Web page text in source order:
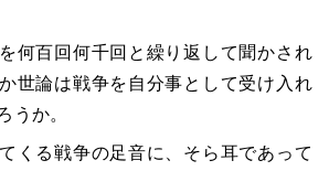
何百回何千回と繰り返して聞かされ
世論は戦争を自分事として受け入れ
うか。
くる戦争の足音に、そら耳であって